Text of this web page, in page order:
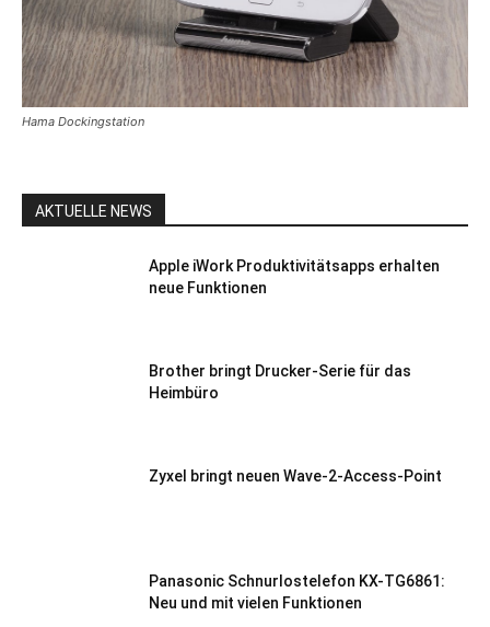
Hama Dockingstation
AKTUELLE NEWS
Apple iWork Produktivitätsapps erhalten
neue Funktionen
Brother bringt Drucker-Serie für das
Heimbüro
Zyxel bringt neuen Wave-2-Access-Point
Panasonic Schnurlostelefon KX-TG6861:
Neu und mit vielen Funktionen